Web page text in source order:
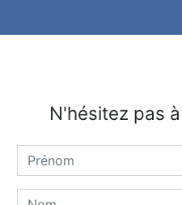
N'hésitez pas